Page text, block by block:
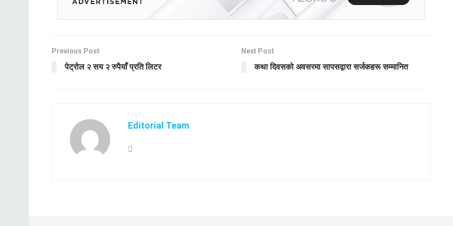
Previous Post
पेट्रोल २ सय २ रुपैयाँ प्रति लिटर
Next Post
कथा दिवसको अवसरमा सापसद्वारा सर्जकहरू सम्मानित
Editorial Team